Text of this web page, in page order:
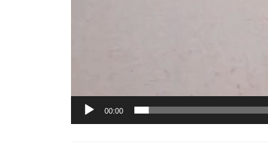
00:00